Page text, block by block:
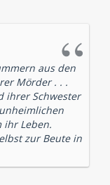
aus den
Mörder . . .
ihrer Schwester
ihr Leben.
zur Beute in